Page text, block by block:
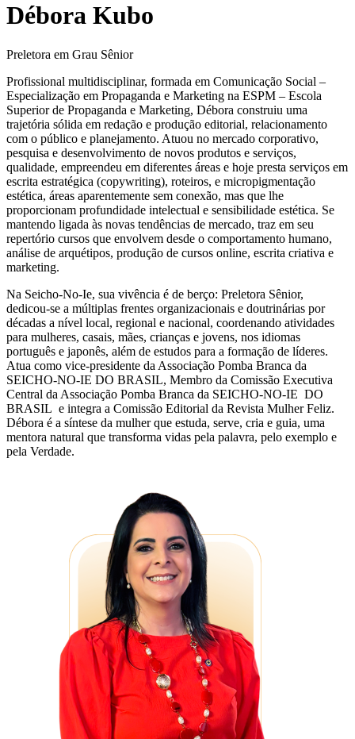
Débora Kubo
Preletora em Grau Sênior
Profissional multidisciplinar, formada em Comunicação Social –
Especialização em Propaganda e Marketing na ESPM – Escola
Superior de Propaganda e Marketing, Débora construiu uma
trajetória sólida em redação e produção editorial, relacionamento
com o público e planejamento. Atuou no mercado corporativo,
pesquisa e desenvolvimento de novos produtos e serviços,
qualidade, empreendeu em diferentes áreas e hoje presta serviços em
escrita estratégica (copywriting), roteiros, e micropigmentação
estética, áreas aparentemente sem conexão, mas que lhe
proporcionam profundidade intelectual e sensibilidade estética. Se
mantendo ligada às novas tendências de mercado, traz em seu
repertório cursos que envolvem desde o comportamento humano,
análise de arquétipos, produção de cursos online, escrita criativa e
marketing.
Na Seicho-No-Ie, sua vivência é de berço: Preletora Sênior,
dedicou-se a múltiplas frentes organizacionais e doutrinárias por
décadas a nível local, regional e nacional, coordenando atividades
para mulheres, casais, mães, crianças e jovens, nos idiomas
português e japonês, além de estudos para a formação de líderes.
Atua como vice-presidente da Associação Pomba Branca da
SEICHO-NO-IE DO BRASIL, Membro da Comissão Executiva
Central da Associação Pomba Branca da SEICHO-NO-IE DO
BRASIL e integra a Comissão Editorial da Revista Mulher Feliz.
Débora é a síntese da mulher que estuda, serve, cria e guia, uma
mentora natural que transforma vidas pela palavra, pelo exemplo e
pela Verdade.